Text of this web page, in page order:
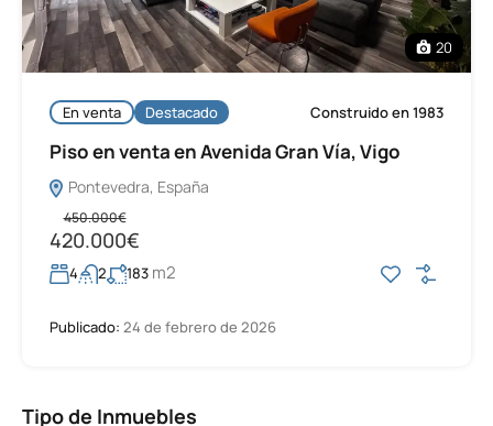
20
En venta Destacado Construido en 1983
Piso en venta en Avenida Gran Vía, Vigo
Pontevedra, España
420.000€
450.000€
4 2 183 m2
Publicado: 24 de febrero de 2026
Tipo de Inmuebles